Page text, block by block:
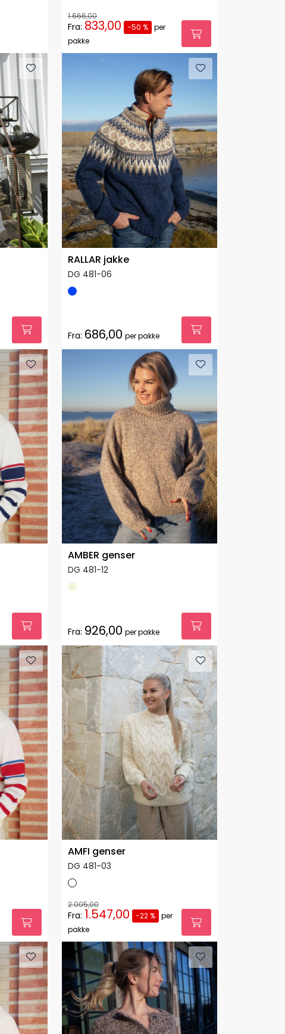
1.666,00
Fra: 833,00 -50 % per
pakke
RALLAR jakke
DG 481-06
Fra: 686,00 per pakke
AMBER genser
DG 481-12
Fra: 926,00 per pakke
AMFI genser
DG 481-03
2.005,00
Fra: 1.547,00 -22 % per
pakke